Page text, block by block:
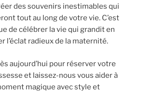
des souvenirs inestimables qui
tout au long de votre vie. C’est
de célébrer la vie qui grandit en
l’éclat radieux de la maternité.
aujourd’hui pour réserver votre
et laissez-nous vous aider à
magique avec style et